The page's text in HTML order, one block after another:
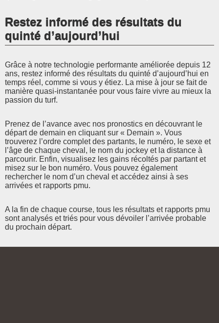
Restez informé des résultats du
quinté d’aujourd’hui
Grâce à notre technologie performante améliorée depuis 12
ans, restez informé des résultats du quinté d’aujourd’hui en
temps réel, comme si vous y étiez. La mise à jour se fait de
manière quasi-instantanée pour vous faire vivre au mieux la
passion du turf.
Prenez de l’avance avec nos pronostics en découvrant le
départ de demain en cliquant sur « Demain ». Vous
trouverez l’ordre complet des partants, le numéro, le sexe et
l’âge de chaque cheval, le nom du jockey et la distance à
parcourir. Enfin, visualisez les gains récoltés par partant et
misez sur le bon numéro. Vous pouvez également
rechercher le nom d’un cheval et accédez ainsi à ses
arrivées et rapports pmu.
A la fin de chaque course, tous les résultats et rapports pmu
sont analysés et triés pour vous dévoiler l’arrivée probable
du prochain départ.